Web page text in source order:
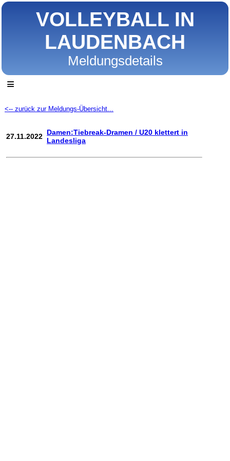
VOLLEYBALL IN
LAUDENBACH
Meldungsdetails
≡
<-- zurück zur Meldungs-Übersicht...
27.11.2022 Damen:Tiebreak-Dramen / U20 klettert in
Landesliga